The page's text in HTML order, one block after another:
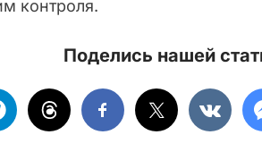
контроля.
Поделись нашей